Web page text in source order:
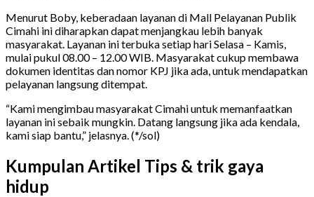
Menurut Boby, keberadaan layanan di Mall Pelayanan Publik
Cimahi ini diharapkan dapat menjangkau lebih banyak
masyarakat. Layanan ini terbuka setiap hari Selasa – Kamis,
mulai pukul 08.00 – 12.00 WIB. Masyarakat cukup membawa
dokumen identitas dan nomor KPJ jika ada, untuk mendapatkan
pelayanan langsung ditempat.
“Kami mengimbau masyarakat Cimahi untuk memanfaatkan
layanan ini sebaik mungkin. Datang langsung jika ada kendala,
kami siap bantu,” jelasnya. (*/sol)
Kumpulan Artikel Tips & trik gaya
hidup